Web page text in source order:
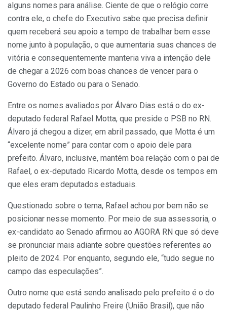
alguns nomes para análise. Ciente de que o relógio corre
contra ele, o chefe do Executivo sabe que precisa definir
quem receberá seu apoio a tempo de trabalhar bem esse
nome junto à população, o que aumentaria suas chances de
vitória e consequentemente manteria viva a intenção dele
de chegar a 2026 com boas chances de vencer para o
Governo do Estado ou para o Senado.
Entre os nomes avaliados por Álvaro Dias está o do ex-
deputado federal Rafael Motta, que preside o PSB no RN.
Álvaro já chegou a dizer, em abril passado, que Motta é um
“excelente nome” para contar com o apoio dele para
prefeito. Álvaro, inclusive, mantém boa relação com o pai de
Rafael, o ex-deputado Ricardo Motta, desde os tempos em
que eles eram deputados estaduais.
Questionado sobre o tema, Rafael achou por bem não se
posicionar nesse momento. Por meio de sua assessoria, o
ex-candidato ao Senado afirmou ao AGORA RN que só deve
se pronunciar mais adiante sobre questões referentes ao
pleito de 2024. Por enquanto, segundo ele, “tudo segue no
campo das especulações”.
Outro nome que está sendo analisado pelo prefeito é o do
deputado federal Paulinho Freire (União Brasil), que não